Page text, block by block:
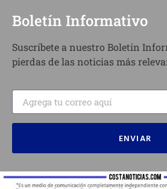
Boletín Informativo
Suscríbete a nuestro Boletín
pierdas de las noticias más
ENVIAR